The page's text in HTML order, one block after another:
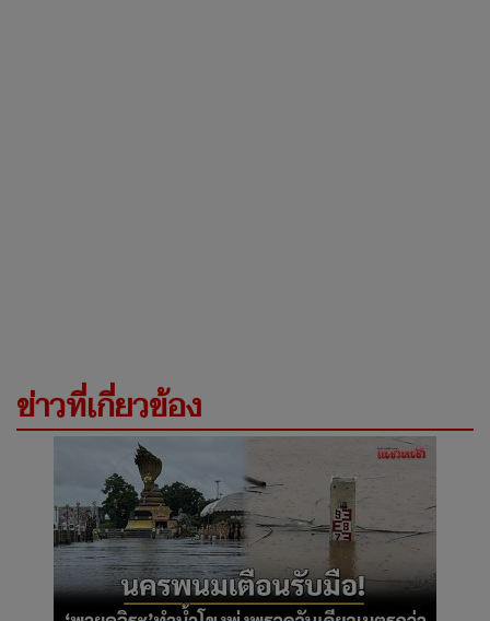
ข่าวที่เกี่ยวข้อง